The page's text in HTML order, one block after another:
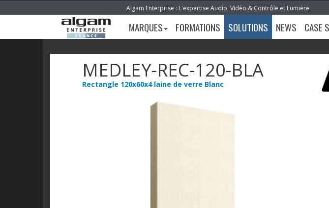
Algam Enterprise : L'expertise Audio, Vidéo & Contrôle et Lumière
MARQUES FORMATIONS SOLUTIONS NEWS CASE
MEDLEY-REC-120-BLA
Rectangle 120x60x4 laine de verre Blanc